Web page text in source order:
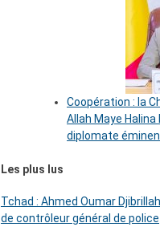
Coopération : la
Allah Maye Halina
diplomate
Les plus lus
Tchad : Ahmed Oumar
de contrôleur général de police